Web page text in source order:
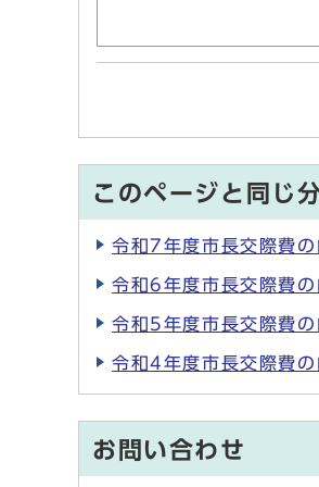
このページと同じ
令和7年度市長交際費の
令和6年度市長交際費の
令和5年度市長交際費の
令和4年度市長交際費の
お問い合わせ